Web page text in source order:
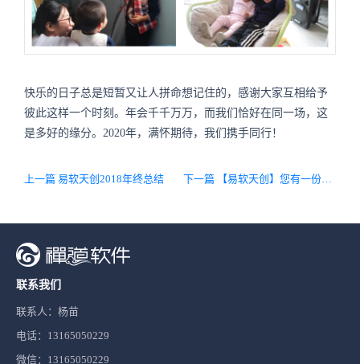
快乐的日子总是短暂又让人拼命想记住的，感谢大家互相给予
彼此这样一个时刻。年会千千万万，而我们恰好在同一场，这
是多好的缘分。2020年，满怀期待，我们携手同行！
上一篇 易软天创2018年终总结 下一篇 【易软天创】您有一份新年礼品请查收
联系我们
联系人：杨苗
电话：13165050229
微信：13165050229